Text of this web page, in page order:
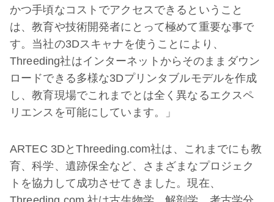
かつ手頃なコストでアクセスできるということ
は、教育や技術開発者にとって極めて重要な事で
す。当社の3Dスキャナを使うことにより、
Threeding社はインターネットからそのままダウン
ロードできる多様な3Dプリンタブルモデルを作成
し、教育現場でこれまでとは全く異なるエクスペ
リエンスを可能にしています。」
ARTEC 3DとThreeding.com社は、これまでにも教
育、科学、遺跡保全など、さまざまなプロジェク
トを協力して成功させてきました。現在、